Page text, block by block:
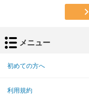
メニュー
初めての方へ
利用規約